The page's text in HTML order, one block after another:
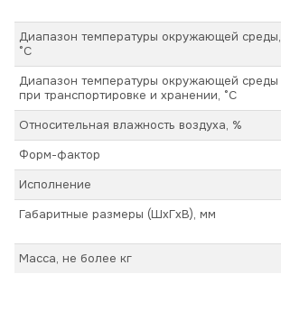
Диапазон температуры окружающей среды,
°С
Диапазон температуры окружающей среды
при транспортировке и хранении, °С
Относительная влажность воздуха, %
Форм-фактор
Исполнение
Габаритные размеры (ШхГхВ), мм
Масса, не более кг